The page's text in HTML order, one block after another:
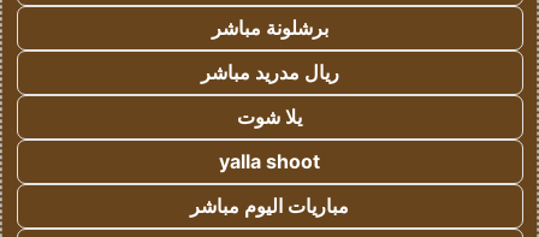
برشلونة مباشر
ريال مدريد مباشر
يلا شوت
yalla shoot
مباريات اليوم مباشر